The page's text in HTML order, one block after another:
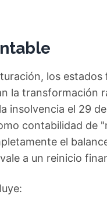
los
la transformación
insolvencia el 29
contabilidad de
el
a un reinicio